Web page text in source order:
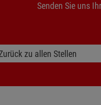
Senden Sie uns
zu allen Stellen